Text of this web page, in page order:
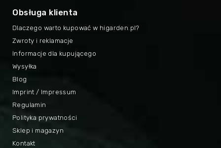
Obsługa klienta
Dlaczego warto kupować w higarden.pl?
Imprint / Impressum
Zwroty i reklamacje
Regulamin
Informacje dla kupującego
Polityka prywatności
Wysyłka
Sklep i magazyn
Blog
Kontakt